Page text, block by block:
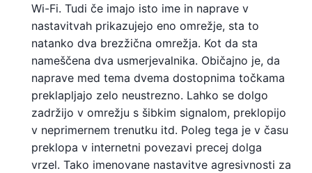
Wi-Fi. Tudi če imajo isto ime in naprave v
nastavitvah prikazujejo eno omrežje, sta to
natanko dva brezžična omrežja. Kot da sta
nameščena dva usmerjevalnika. Običajno je, da
naprave med tema dvema dostopnima točkama
preklapljajo zelo neustrezno. Lahko se dolgo
zadržijo v omrežju s šibkim signalom, preklopijo
v neprimernem trenutku itd. Poleg tega je v času
preklopa v internetni povezavi precej dolga
vrzel. Tako imenovane nastavitve agresivnosti za